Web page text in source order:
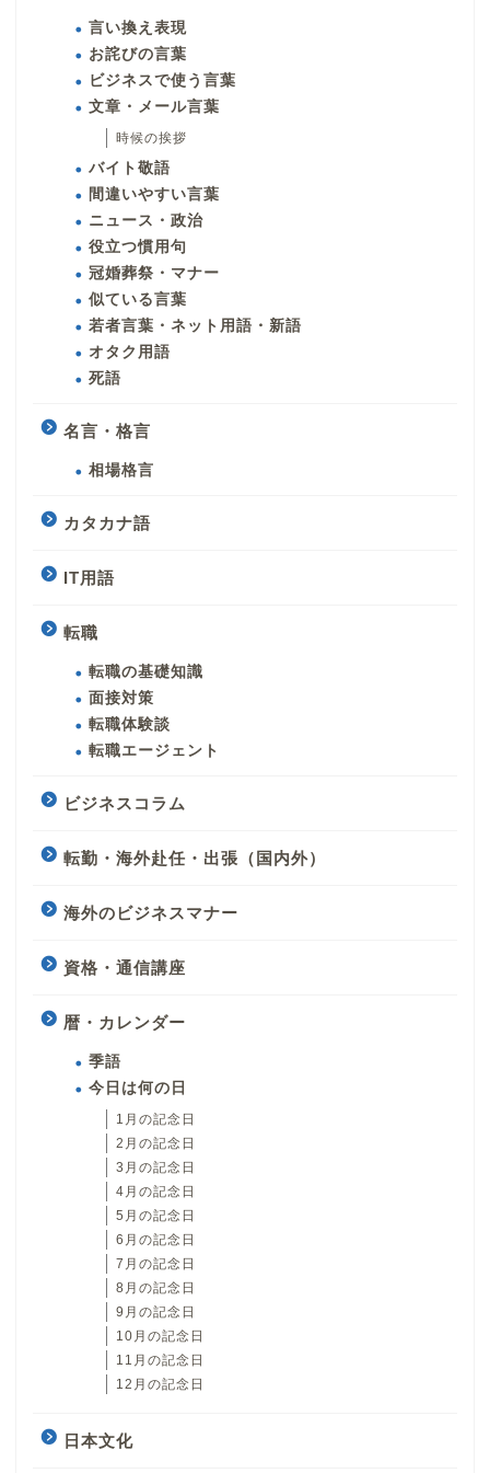
言い換え表現
お詫びの言葉
ビジネスで使う言葉
文章・メール言葉
時候の挨拶
バイト敬語
間違いやすい言葉
ニュース・政治
役立つ慣用句
冠婚葬祭・マナー
似ている言葉
若者言葉・ネット用語・新語
オタク用語
死語
名言・格言
相場格言
カタカナ語
IT用語
転職
転職の基礎知識
面接対策
転職体験談
転職エージェント
ビジネスコラム
転勤・海外赴任・出張（国内外）
海外のビジネスマナー
資格・通信講座
暦・カレンダー
季語
今日は何の日
1月の記念日
2月の記念日
3月の記念日
4月の記念日
5月の記念日
6月の記念日
7月の記念日
8月の記念日
9月の記念日
10月の記念日
11月の記念日
12月の記念日
日本文化